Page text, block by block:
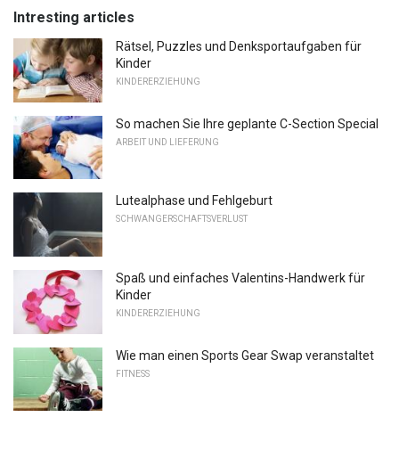
Intresting articles
Rätsel, Puzzles und Denksportaufgaben für
Kinder
KINDERERZIEHUNG
So machen Sie Ihre geplante C-Section Special
ARBEIT UND LIEFERUNG
Lutealphase und Fehlgeburt
SCHWANGERSCHAFTSVERLUST
Spaß und einfaches Valentins-Handwerk für
Kinder
KINDERERZIEHUNG
Wie man einen Sports Gear Swap veranstaltet
FITNESS